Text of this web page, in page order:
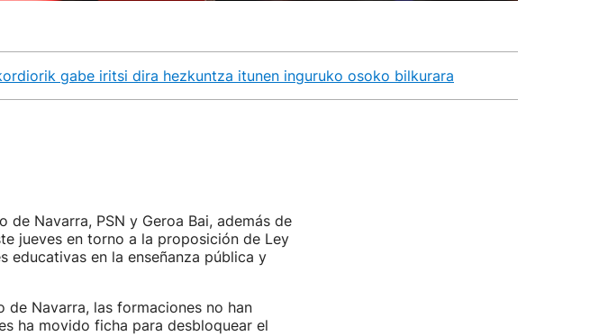
gabe iritsi dira hezkuntza itunen inguruko osoko bilkurara
Navarra, PSN y Geroa Bai, además de
jueves en torno a la proposición de Ley
educativas en la enseñanza pública y
de Navarra, las formaciones no han
ha movido ficha para desbloquear el